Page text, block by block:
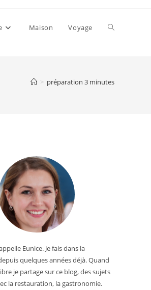
Maison Voyage Toggle
> préparation 3 minutes
Eunice. Je fais dans la
quelques années déjà. Quand
je partage sur ce blog, des sujets
la restauration, la gastronomie.